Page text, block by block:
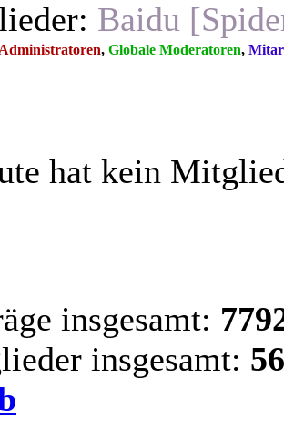
Baidu
Administratoren, Globale Moderatoren,
hat kein
insgesamt:
insgesamt: